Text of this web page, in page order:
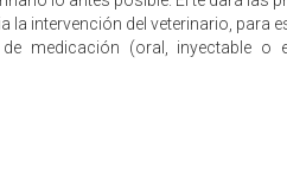
la intervención del veterinario, para
medicación (oral, inyectable o